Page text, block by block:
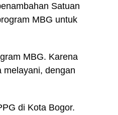
Satuan
MBG untuk
MBG. Karena
melayani, dengan
di Kota Bogor.